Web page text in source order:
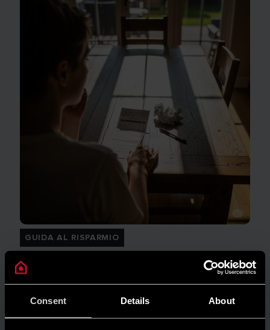
Consent Details About
GUIDA AL RISPARMIO
Quanto consuma un condizionatore?